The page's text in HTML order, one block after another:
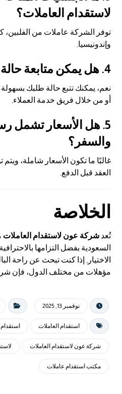
لاستقدام العاملات؟
توفر الشركة عاملات من الفلبين،
وإندونيسيا.
4. هل يمكن متابعة حالة الطلب إلكترونيًا؟
نعم، يمكنك تتبع حالة طلبك
أو من خلال فريق خدمة العملاء.
5. هل الأسعار تشمل
والسفر؟
غالبًا ما تكون الأسعار شاملة،
العقد قبل الدفع.
الخلاصة
تُعدشركة عون لاستقدام العاملات
السعودية بفضل التزامها
الاختيار. إذا كنت تبحث عن راحة
مؤهلات من مختلف الدول، فإن
نوفمبر 13, 2025
استقدام العاملات
شركة عون لاستقدام العاملات
مكتب استقدام عاملات